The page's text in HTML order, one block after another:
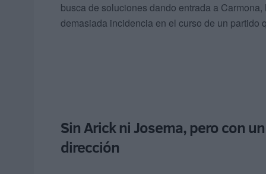
busca de soluciones dando entrada a
demasiada incidencia en el curso de un partido
Sin Arick ni Josema, pero con
dirección